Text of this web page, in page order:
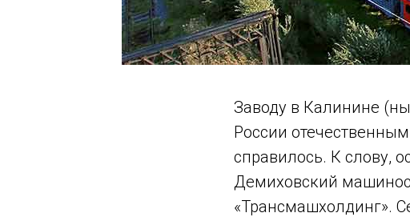
Заводу в Калинине
России
справилось. К слову,
Демиховский
«Трансмашхолдинг».